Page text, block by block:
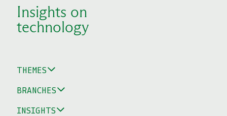
Insights on
technology
THEMES
BRANCHES
INSIGHTS